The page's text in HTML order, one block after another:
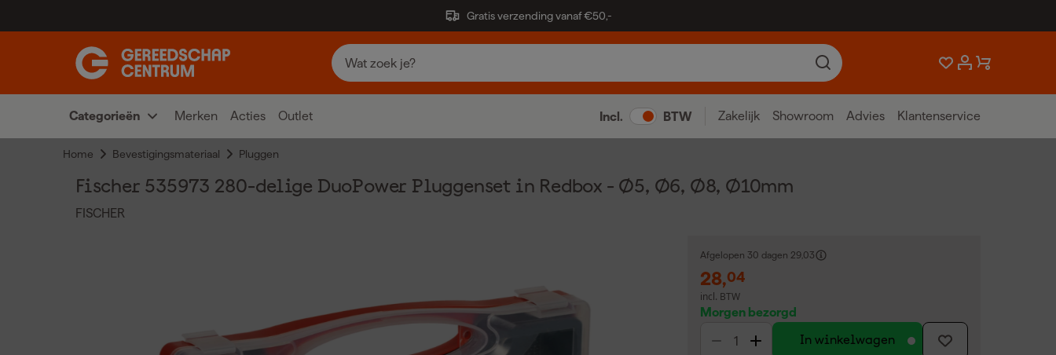
Gratis verzending vanaf €50,-
Categorieën Merken Acties Outlet Incl. BTW Zakelijk Showroom Advies Klantenservice
Home Bevestigingsmateriaal Pluggen
Fischer 535973 280-delige DuoPower Pluggenset in Redbox - Ø5, Ø6, Ø8, Ø10mm
FISCHER
Afgelopen 30 dagen 29,03
28,04
incl. BTW
Morgen bezorgd
In winkelwagen